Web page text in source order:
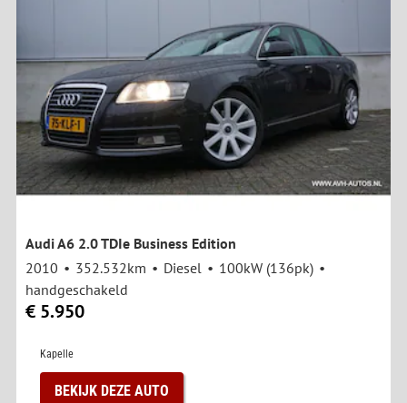
Audi A6 2.0 TDIe Business Edition
2010
352.532km Diesel
100kW (136pk)
handgeschakeld
€ 5.950
Kapelle
BEKIJK DEZE AUTO